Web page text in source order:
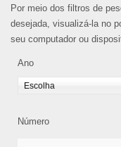
Por meio dos filtros de
desejada, visualizá-la no
seu computador ou
Ano
Número